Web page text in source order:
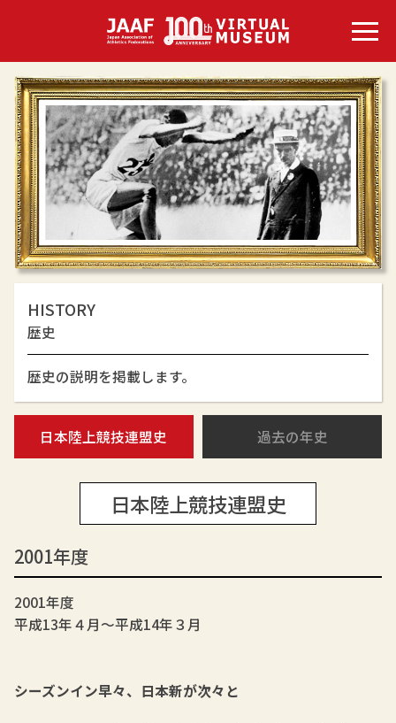
HISTORY
歴史
歴史の説明を掲載します。
日本陸上競技連盟史 過去の年史
日本陸上競技連盟史
2001年度
2001年度
平成13年４月～平成14年３月
シーズンイン早々、日本新が次々と